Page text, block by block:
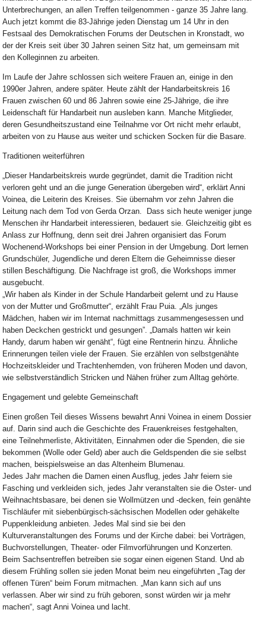
Unterbrechungen, an allen Treffen teilgenommen - ganze 35 Jahre lang.
Auch jetzt kommt die 83-Jährige jeden Dienstag um 14 Uhr in den
Festsaal des Demokratischen Forums der Deutschen in Kronstadt, wo
der der Kreis seit über 30 Jahren seinen Sitz hat, um gemeinsam mit
den Kolleginnen zu arbeiten.
Im Laufe der Jahre schlossen sich weitere Frauen an, einige in den
1990er Jahren, andere später. Heute zählt der Handarbeitskreis 16
Frauen zwischen 60 und 86 Jahren sowie eine 25-Jährige, die ihre
Leidenschaft für Handarbeit nun ausleben kann. Manche Mitglieder,
deren Gesundheitszustand eine Teilnahme vor Ort nicht mehr erlaubt,
arbeiten von zu Hause aus weiter und schicken Socken für die Basare.
Traditionen weiterführen
„Dieser Handarbeitskreis wurde gegründet, damit die Tradition nicht
verloren geht und an die junge Generation übergeben wird“, erklärt Anni
Voinea, die Leiterin des Kreises. Sie übernahm vor zehn Jahren die
Leitung nach dem Tod von Gerda Orzan. Dass sich heute weniger junge
Menschen ihr Handarbeit interessieren, bedauert sie. Gleichzeitig gibt es
Anlass zur Hoffnung, denn seit drei Jahren organisiert das Forum
Wochenend-Workshops bei einer Pension in der Umgebung. Dort lernen
Grundschüler, Jugendliche und deren Eltern die Geheimnisse dieser
stillen Beschäftigung. Die Nachfrage ist groß, die Workshops immer
ausgebucht.
„Wir haben als Kinder in der Schule Handarbeit gelernt und zu Hause
von der Mutter und Großmutter“, erzählt Frau Puia. „Als junges
Mädchen, haben wir im Internat nachmittags zusammengesessen und
haben Deckchen gestrickt und gesungen”. „Damals hatten wir kein
Handy, darum haben wir genäht“, fügt eine Rentnerin hinzu. Ähnliche
Erinnerungen teilen viele der Frauen. Sie erzählen von selbstgenähte
Hochzeitskleider und Trachtenhemden, von früheren Moden und davon,
wie selbstverständlich Stricken und Nähen früher zum Alltag gehörte.
Engagement und gelebte Gemeinschaft
Einen großen Teil dieses Wissens bewahrt Anni Voinea in einem Dossier
auf. Darin sind auch die Geschichte des Frauenkreises festgehalten,
eine Teilnehmerliste, Aktivitäten, Einnahmen oder die Spenden, die sie
bekommen (Wolle oder Geld) aber auch die Geldspenden die sie selbst
machen, beispielsweise an das Altenheim Blumenau.
Jedes Jahr machen die Damen einen Ausflug, jedes Jahr feiern sie
Fasching und verkleiden sich, jedes Jahr veranstalten sie die Oster- und
Weihnachtsbasare, bei denen sie Wollmützen und -decken, fein genähte
Tischläufer mit siebenbürgisch-sächsischen Modellen oder gehäkelte
Puppenkleidung anbieten. Jedes Mal sind sie bei den
Kulturveranstaltungen des Forums und der Kirche dabei: bei Vorträgen,
Buchvorstellungen, Theater- oder Filmvorführungen und Konzerten.
Beim Sachsentreffen betreiben sie sogar einen eigenen Stand. Und ab
diesem Frühling sollen sie jeden Monat beim neu eingeführten „Tag der
offenen Türen“ beim Forum mitmachen. „Man kann sich auf uns
verlassen. Aber wir sind zu früh geboren, sonst würden wir ja mehr
machen“, sagt Anni Voinea und lacht.